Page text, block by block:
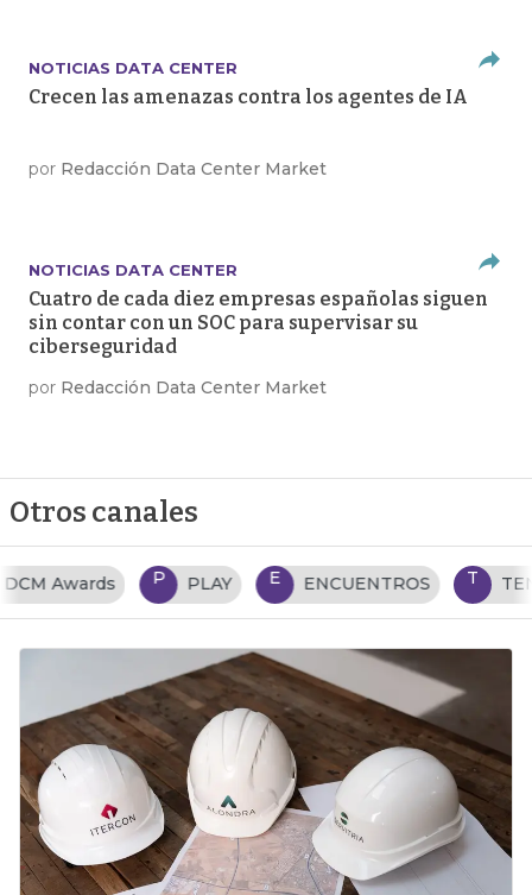
NOTICIAS DATA CENTER
Crecen las amenazas contra los agentes de IA
por Redacción Data Center Market
NOTICIAS DATA CENTER
Cuatro de cada diez empresas españolas siguen
sin contar con un SOC para supervisar su
ciberseguridad
por Redacción Data Center Market
Otros canales
P PLAY E ENCUENTROS T TENDENCIAS TI